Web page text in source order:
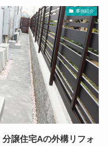
事例紹介
分譲住宅Aの外構リフォ